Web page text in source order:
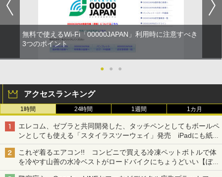
無料で使えるWi-Fi「00000JAPAN」利用時に注意すべき
3つのポイント
● ● ●
アクセスランキング
1時間 24時間 1週間 1カ月
エレコム、ゼブラと共同開発した、タッチペンとしてもボールペ
ンとしても使える「スタイラスツーウェイ」発売 iPadにも紙に
も、持ち替えずに書き込める
これぞ着るエアコン!! コンビニで買える冷凍ペットボトルで体
を冷やす山善の水冷ベストがロードバイクにちょうどいい【ぼっ
ち・ざ・ろーど！その14】【空いた時間でなにしてる？】